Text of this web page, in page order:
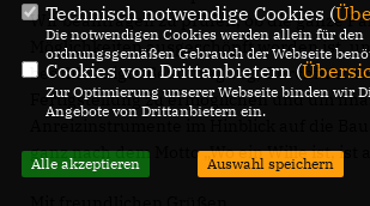
Wir beantragen zu prüfen, ob die ganze
Möglichkeiten ausgeschöpft worden ist,
beschleunigte Beauftragung,
Fertigstellung zu ermöglichen und um
Anreizinstrumente im Hinblick auf die
ganz nach dem Motto „Wo ein Wille ist, ist
Technisch notwendige Cookies (
Die notwendigen Cookies werden allein für den
ordnungsgemäßen Gebrauch der Webseite
Cookies von Drittanbietern (
Zur Optimierung unserer Webseite binden wir
Angebote von Drittanbietern ein.
Alle akzeptieren Auswahl speichern